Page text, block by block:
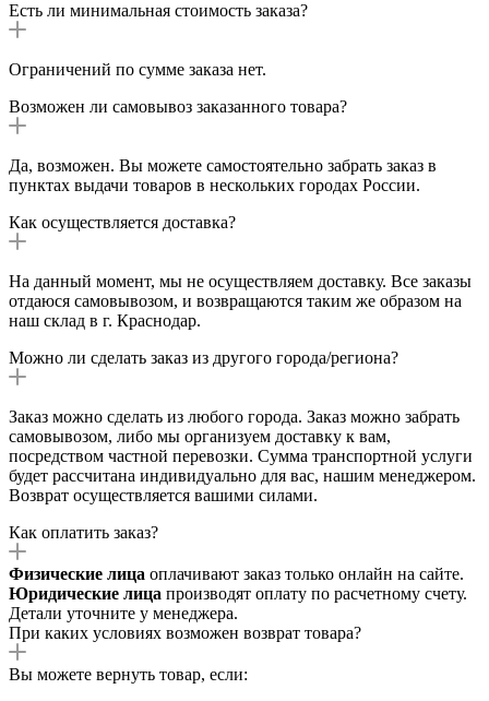
Есть ли минимальная стоимость заказа?
Ограничений по сумме заказа нет.
Возможен ли самовывоз заказанного товара?
Да, возможен. Вы можете самостоятельно забрать заказ в
пунктах выдачи товаров в нескольких городах России.
Как осуществляется доставка?
На данный момент, мы не осуществляем доставку. Все заказы
отдаюся самовывозом, и возвращаются таким же образом на
наш склад в г. Краснодар.
Можно ли сделать заказ из другого города/региона?
Заказ можно сделать из любого города. Заказ можно забрать
самовывозом, либо мы организуем доставку к вам,
посредством частной перевозки. Сумма транспортной услуги
будет рассчитана индивидуально для вас, нашим менеджером.
Возврат осуществляется вашими силами.
Как оплатить заказ?
Физические лица оплачивают заказ только онлайн на сайте.
Юридические лица производят оплату по расчетному счету.
Детали уточните у менеджера.
При каких условиях возможен возврат товара?
Вы можете вернуть товар, если: